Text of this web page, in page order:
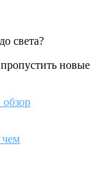
света?
новые
чем